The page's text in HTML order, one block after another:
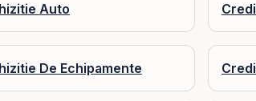
Auto
De Echipamente